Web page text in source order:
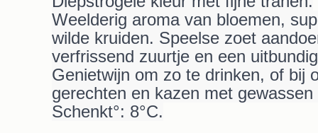
Weelderig aroma van bloemen,
wilde kruiden. Speelse zoet
verfrissend zuurtje en een
Genietwijn om zo te drinken, of bij
gerechten en kazen met
Schenkt°: 8°C.